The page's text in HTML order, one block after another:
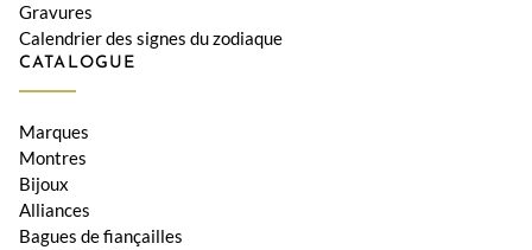
Gravures
Calendrier des signes du zodiaque
CATALOGUE
Marques
Montres
Bijoux
Alliances
Bagues de fiançailles